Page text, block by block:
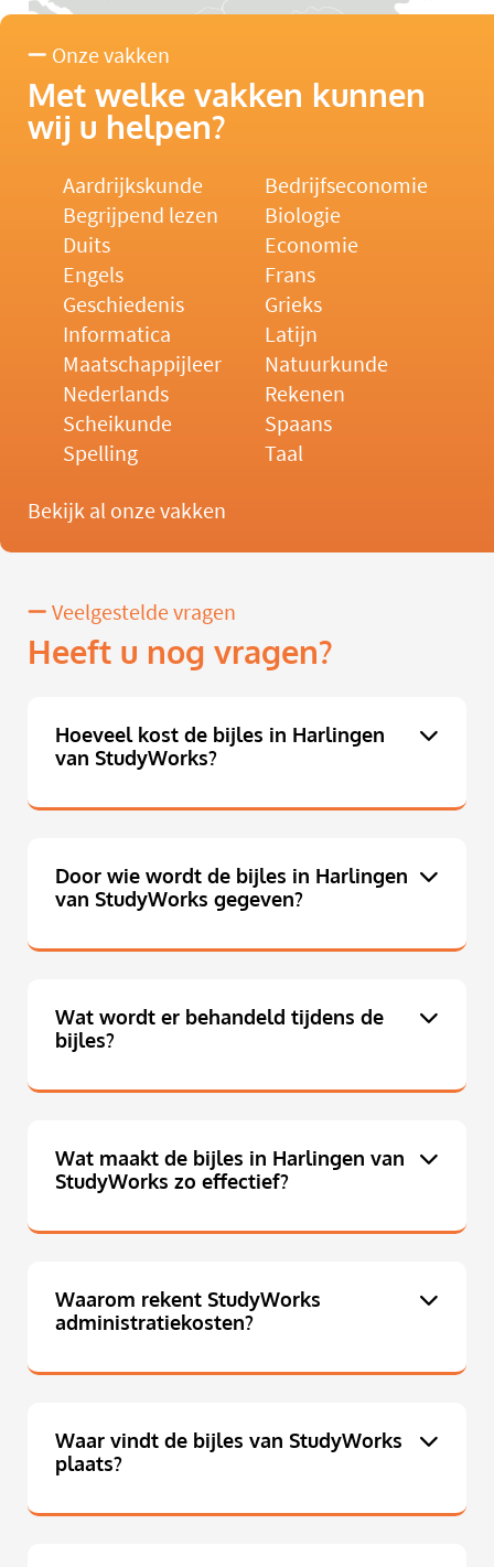
Onze vakken
Met welke vakken kunnen
wij u helpen?
Aardrijkskunde
Bedrijfseconomie
Begrijpend lezen
Biologie
Duits
Economie
Engels
Frans
Geschiedenis
Grieks
Informatica
Latijn
Maatschappijleer
Natuurkunde
Nederlands
Rekenen
Scheikunde
Spaans
Spelling
Taal
Bekijk al onze vakken
Veelgestelde vragen
Heeft u nog vragen?
Hoeveel kost de bijles in Harlingen
van StudyWorks?
Door wie wordt de bijles in Harlingen
van StudyWorks gegeven?
Wat wordt er behandeld tijdens de
bijles?
Wat maakt de bijles in Harlingen van
StudyWorks zo effectief?
Waarom rekent StudyWorks
administratiekosten?
Waar vindt de bijles van StudyWorks
plaats?